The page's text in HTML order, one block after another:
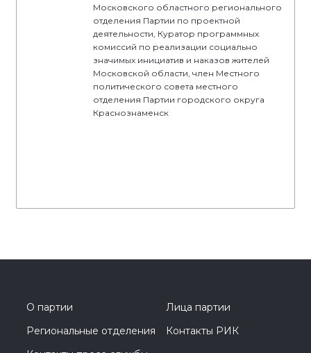
Московского областного регионального
отделения Партии по проектной
деятельности, Куратор программных
комиссий по реализации социально
значимых инициатив и наказов жителей
Московской области, член Местного
политического совета местного
отделения Партии городского округа
Краснознаменск
О партии
Лица партии
Региональные отделения
Контакты РИК